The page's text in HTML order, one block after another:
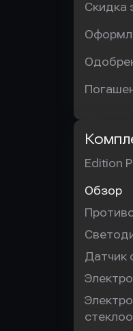
Скидка
Edition
Обзор
Датчик